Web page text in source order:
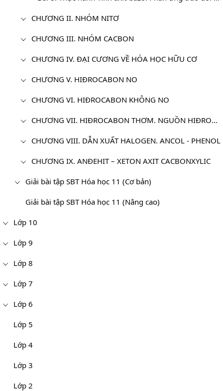
CHƯƠNG II. NHÓM NITƠ
CHƯƠNG III. NHÓM CACBON
CHƯƠNG IV. ĐẠI CƯƠNG VỀ HÓA HỌC HỮU CƠ
CHƯƠNG V. HIĐROCABON NO
CHƯƠNG VI. HIĐROCABON KHÔNG NO
CHƯƠNG VII. HIĐROCABON THƠM. NGUỒN HIĐROCABON THIÊN NHIÊN
CHƯƠNG VIII. DẪN XUẤT HALOGEN. ANCOL - PHENOL
CHƯƠNG IX. ANĐEHIT – XETON AXIT CACBONXYLIC
Giải bài tập SBT Hóa học 11 (Cơ bản)
Giải bài tập SBT Hóa học 11 (Nâng cao)
Lớp 10
Lớp 9
Lớp 8
Lớp 7
Lớp 6
Lớp 5
Lớp 4
Lớp 3
Lớp 2